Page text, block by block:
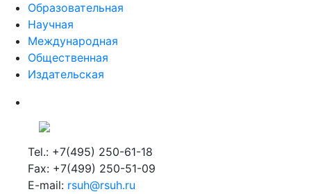
Образовательная
Научная
Международная
Общественная
Издательская
Tel.: +7(495) 250-61-18
Fax: +7(499) 250-51-09
E-mail: rsuh@rsuh.ru